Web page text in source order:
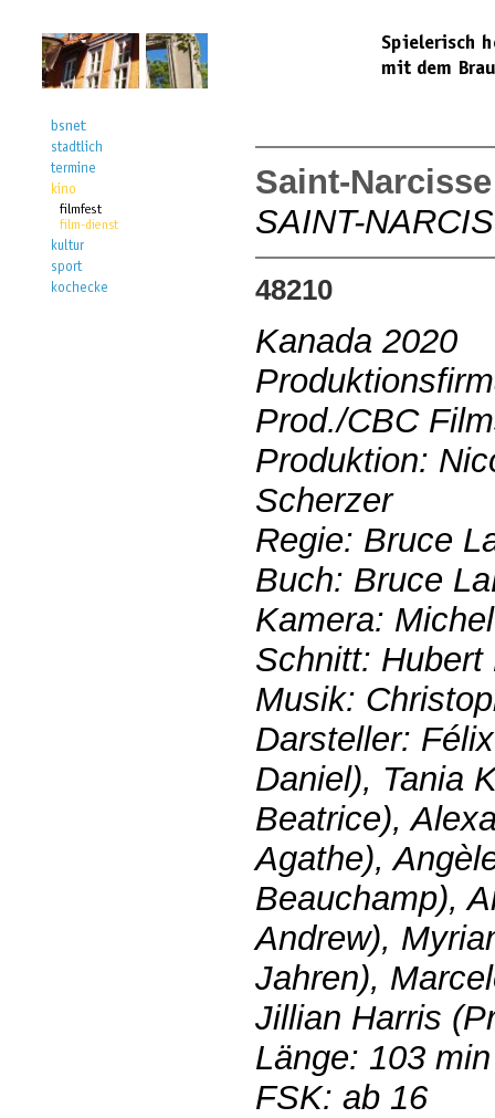
Saint-Narcisse
SAINT-
48210
Kanada 2020
Prod./CBC
Produktion:
Scherzer
Regie: Bruce
Buch: Bruce
Kamera:
Schnitt: Hubert
Musik:
Darsteller:
Daniel), Tania
Beatrice),
Agathe),
Beauchamp),
Andrew),
Jahren),
Jillian Harris
Länge: 103 min
FSK: ab 16